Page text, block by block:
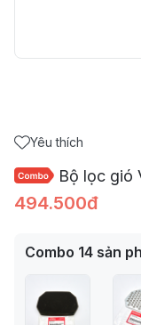
Yêu thích
Bộ lọc gió
494.500đ
Combo 14 sản